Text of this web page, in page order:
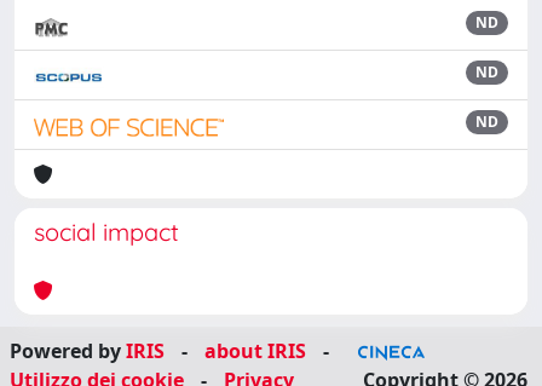
ND
ND
ND
social impact
Powered byIRIS - about IRIS
-
Utilizzo dei cookie
- Privacy Copyright © 2026